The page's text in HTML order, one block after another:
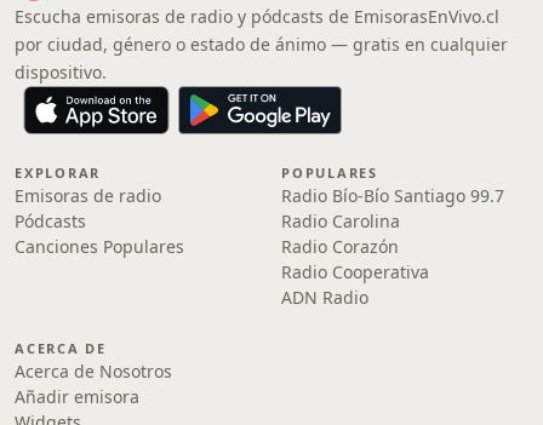
Escucha emisoras de radio y pódcasts de EmisorasEnVivo.cl
por ciudad, género o estado de ánimo — gratis en cualquier
dispositivo.
EXPLORAR
Emisoras de radio
Pódcasts
Canciones Populares
POPULARES
Radio Bío-Bío Santiago 99.7
Radio Carolina
Radio Corazón
Radio Cooperativa
ADN Radio
ACERCA DE
Acerca de Nosotros
Añadir emisora